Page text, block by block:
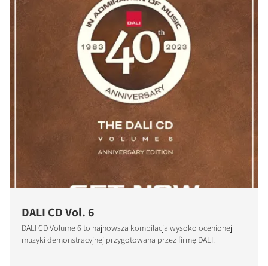
DALI CD Vol. 6
DALI CD Volume 6 to najnowsza kompilacja wysoko ocenionej
muzyki demonstracyjnej przygotowana przez firmę DALI.